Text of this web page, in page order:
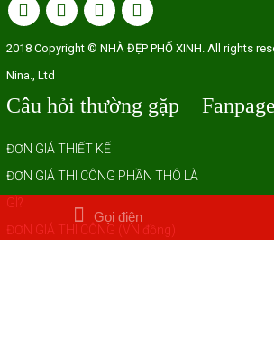
2018 Copyright © NHÀ ĐẸP PHỐ XINH. All rights
Nina., Ltd
Câu hỏi thường gặp
ĐƠN GIÁ THIẾT KẾ
ĐƠN GIÁ THI CÔNG PHẦN THÔ LÀ
GÌ?
ĐƠN GIÁ THI CÔNG (VN đồng)
Gọi điện